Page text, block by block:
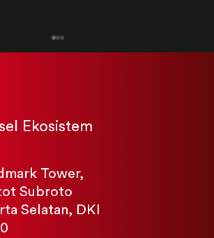
Raih Posisi Teratas Top
di Indonesia, Setelah
Game Baru
Ekosistem
Tower,
Subroto
Selatan, DKI